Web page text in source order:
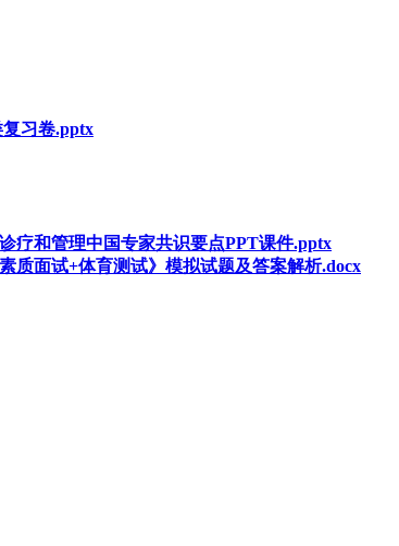
习卷.pptx
疗和管理中国专家共识要点PPT课件.pptx
质面试+体育测试》模拟试题及答案解析.docx